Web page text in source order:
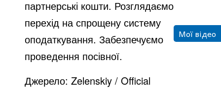
i
d
e
партнерські кошти. Розглядаємо
перехід на спрощену систему
оподаткування. Забезпечуємо
проведення посівної.
Джерело:Zelenskiy / Official
Мої відео